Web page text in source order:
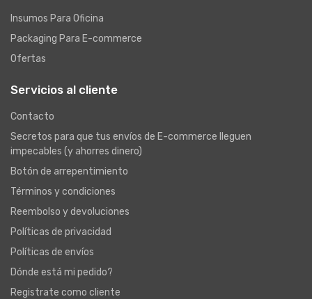
Insumos Para Oficina
Packaging Para E-commerce
Ofertas
Servicios al cliente
Contacto
Secretos para que tus envíos de E-commerce lleguen
impecables (y ahorres dinero)
Botón de arrepentimiento
Términos y condiciones
Reembolso y devoluciones
Políticas de privacidad
Políticas de envíos
Dónde está mi pedido?
Registrate como cliente